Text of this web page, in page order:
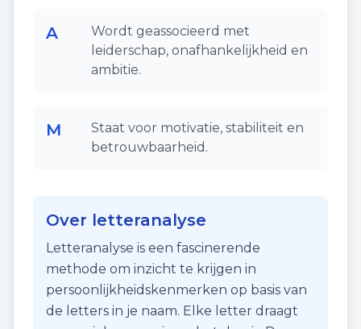
A
Wordt geassocieerd met
leiderschap, onafhankelijkheid en
ambitie.
M
Staat voor motivatie, stabiliteit en
betrouwbaarheid.
Over letteranalyse
Letteranalyse is een fascinerende
methode om inzicht te krijgen in
persoonlijkheidskenmerken op basis van
de letters in je naam. Elke letter draagt